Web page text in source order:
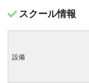
スクール情報
設備